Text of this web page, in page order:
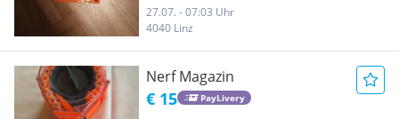
27.07. - 07:03 Uhr
4040 Linz
Nerf Magazin
€ 15 PayLivery